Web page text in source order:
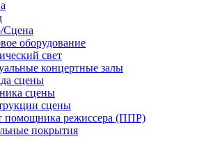
Сцена
оборудование
свет
концертные залы
сцены
сцены
сцены
помощника режиссера (ППР)
покрытия